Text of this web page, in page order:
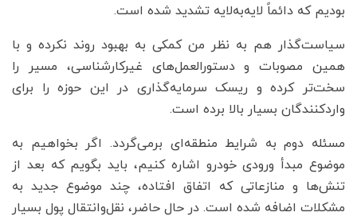
بودیم که دائماً لایه‌به‌لایه تشدید شده است.
سیاست‌گذار هم به نظر من کمکی به بهبود روند نکرده و با
همین مصوبات و دستورالعمل‌های غیرکارشناسی، مسیر را
سخت‌تر کرده و ریسک سرمایه‌گذاری در این حوزه را برای
واردکنندگان بسیار بالا برده است.
مسئله دوم به شرایط منطقه‌ای برمی‌گردد. اگر بخواهیم به
موضوع مبدأ ورودی خودرو اشاره کنیم، باید بگویم که بعد از
تنش‌ها و منازعاتی که اتفاق افتاده، چند موضوع جدید به
مشکلات اضافه شده است. در حال حاضر، نقل‌وانتقال پول بسیار